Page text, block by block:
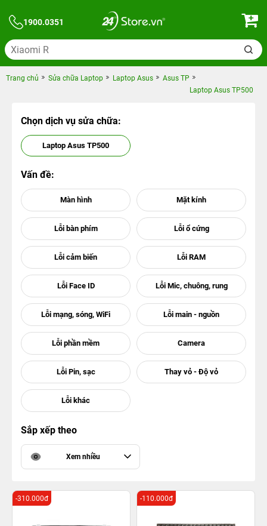
1900.0351
Trang chủ Sửa chữa Laptop Laptop Asus
Asus TP
Laptop Asus TP500
Chọn dịch vụ sửa chữa:
Laptop Asus TP500
Vấn đề:
Sắp xếp theo
Xem nhiều
-310.000đ -110.000đ